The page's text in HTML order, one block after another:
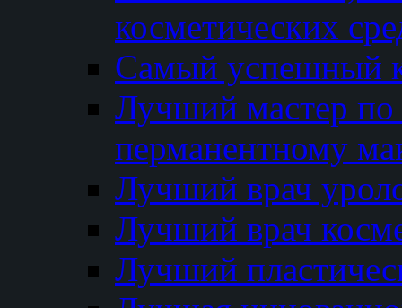
косметических
Самый успешный
Лучший мастер по
перманентному
Лучший врач
Лучший врач
Лучший